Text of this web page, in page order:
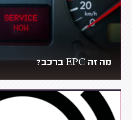
מה זה EPC ברכב?